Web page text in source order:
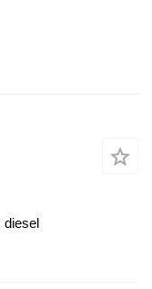
diesel